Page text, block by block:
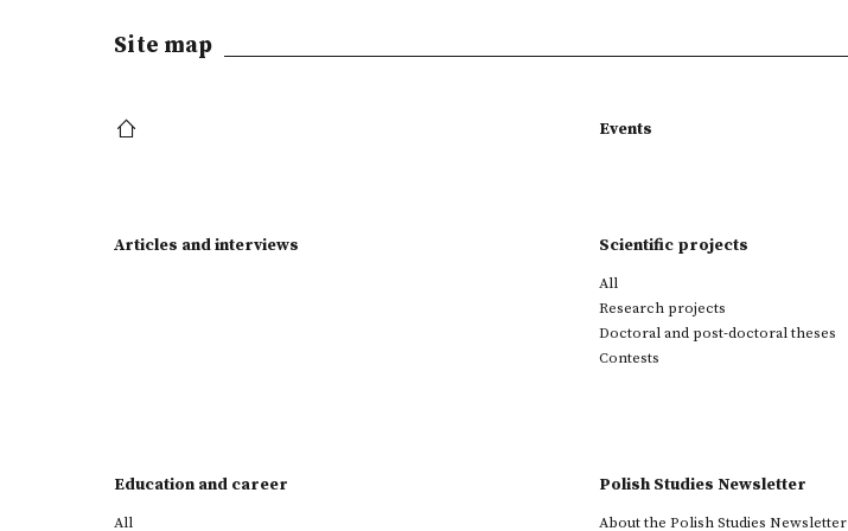
Site map
Events
Articles and interviews Scientific projects
All
Research projects
Doctoral and post-doctoral theses
Contests
Education and career
All
Polish Studies Newsletter
About the Polish Studies Newsletter